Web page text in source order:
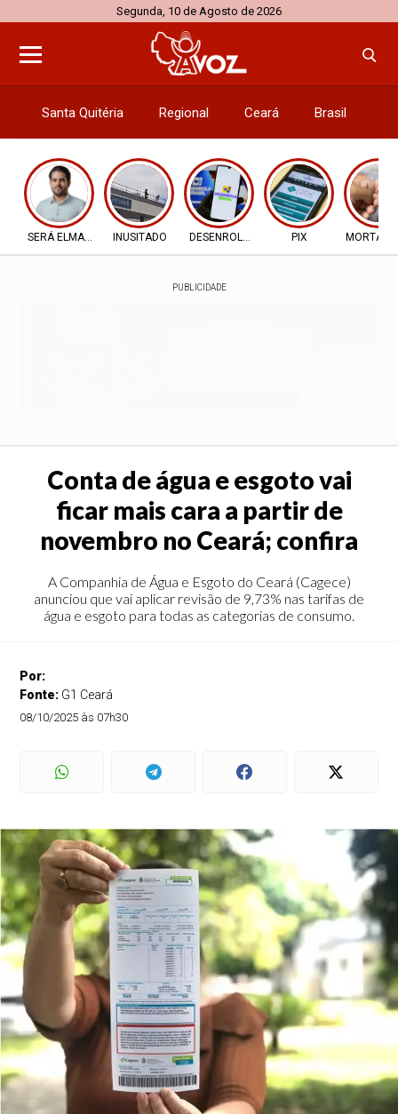
Segunda, 10 de Agosto de 2026
Santa Quitéria Regional Ceará Brasil
SERÁ ELMANO X CIROINUSITADO DESENROLA 2.0 PIX
PUBLICIDADE
Conta de água e esgoto vai
ficar mais cara a partir de
novembro no Ceará; confira
A Companhia de Água e Esgoto do Ceará (Cagece)
anunciou que vai aplicar revisão de 9,73% nas tarifas de
água e esgoto para todas as categorias de consumo.
Por:
Fonte: G1 Ceará
08/10/2025 às 07h30